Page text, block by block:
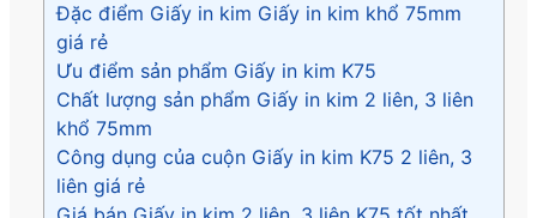
Đặc điểm Giấy in kim Giấy in kim khổ 75mm
giá rẻ
Ưu điểm sản phẩm Giấy in kim K75
Chất lượng sản phẩm Giấy in kim 2 liên, 3 liên
khổ 75mm
Công dụng của cuộn Giấy in kim K75 2 liên, 3
liên giá rẻ